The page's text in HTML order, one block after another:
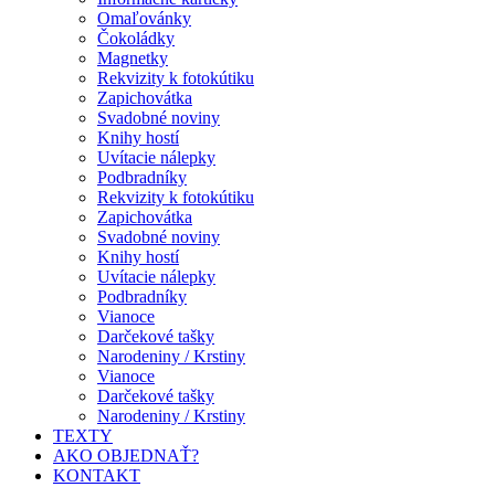
Omaľovánky
Čokoládky
Magnetky
Rekvizity k fotokútiku
Zapichovátka
Svadobné noviny
Knihy hostí
Uvítacie nálepky
Podbradníky
Rekvizity k fotokútiku
Zapichovátka
Svadobné noviny
Knihy hostí
Uvítacie nálepky
Podbradníky
Vianoce
Darčekové tašky
Narodeniny / Krstiny
Vianoce
Darčekové tašky
Narodeniny / Krstiny
TEXTY
AKO OBJEDNAŤ?
KONTAKT